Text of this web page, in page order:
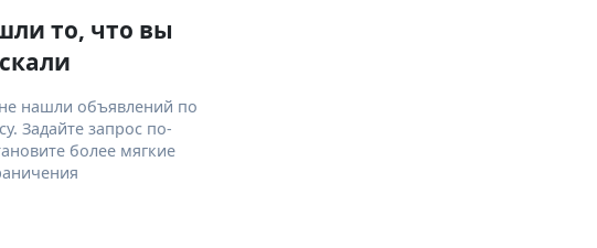
то, что вы
нашли объявлений по
Задайте запрос по-
более мягкие